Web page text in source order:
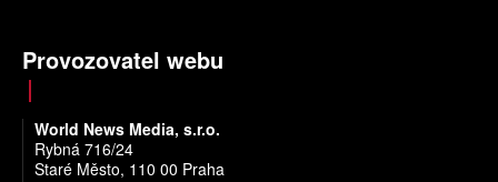
Provozovatel webu
World News Media, s.r.o.
Rybná 716/24
Staré Město, 110 00 Praha